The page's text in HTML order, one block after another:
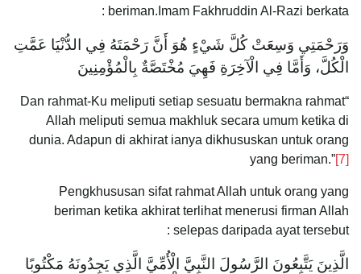
beriman.Imam Fakhruddin Al-Razi berkata :
‌وَرَحْمَتِي ‌وَسِعَتْ ‌كُلَّ ‌شَيْءٍ هُوَ أَنَّ رَحْمَتَهُ فِي الدُّنْيَا عَمَّتِ
الْكُلَّ، وَأَمَّا فِي الْآخِرَةِ فَهِيَ مُخْتَصَّةٌ بِالْمُؤْمِنِينَ
“Dan rahmat-Ku meliputi setiap sesuatu bermakna rahmat
Allah meliputi semua makhluk secara umum ketika di
dunia. Adapun di akhirat ianya dikhususkan untuk orang
yang beriman.”[7]
Pengkhususan sifat rahmat Allah untuk orang yang
beriman ketika akhirat terlihat menerusi firman Allah
selepas daripada ayat tersebut :
الَّذِينَ يَتَّبِعُونَ الرَّسُولَ النَّبِيَّ الْأُمِّيَّ الَّذِي يَجِدُونَهُ مَكْتُوبًا